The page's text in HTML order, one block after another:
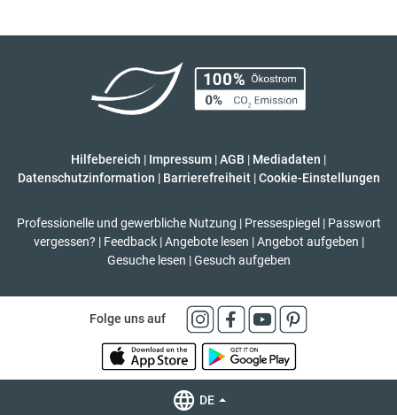
Hilfebereich | Impressum |AGB | Mediadaten |
Datenschutzinformation | Barrierefreiheit | Cookie-Einstellungen
Professionelle und gewerbliche Nutzung | Pressespiegel | Passwort
vergessen? | Feedback | Angebote lesen | Angebot aufgeben |
Gesuche lesen | Gesuch aufgeben
Folge uns auf
DE